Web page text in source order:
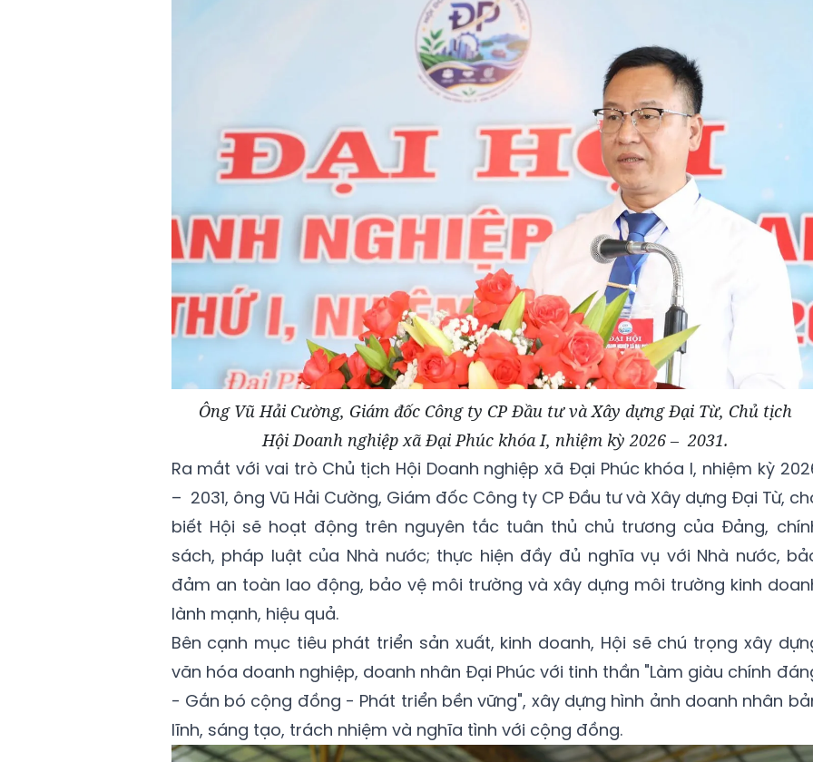
Ông Vũ Hải Cường, Giám đốc Công ty CP Đầu tư và Xây dựng Đại Từ, Chủ tịch
Hội Doanh nghiệp xã Đại Phúc khóa I, nhiệm kỳ 2026 – 2031.
Ra mắt với vai trò Chủ tịch Hội Doanh nghiệp xã Đại Phúc khóa I, nhiệm kỳ
– 2031, ông Vũ Hải Cường, Giám đốc Công ty CP Đầu tư và Xây dựng Đại Từ,
biết Hội sẽ hoạt động trên nguyên tắc tuân thủ chủ trương của Đảng,
sách, pháp luật của Nhà nước; thực hiện đầy đủ nghĩa vụ với Nhà nước,
đảm an toàn lao động, bảo vệ môi trường và xây dựng môi trường kinh
lành mạnh, hiệu quả.
Bên cạnh mục tiêu phát triển sản xuất, kinh doanh, Hội sẽ chú trọng xây
văn hóa doanh nghiệp, doanh nhân Đại Phúc với tinh thần "Làm giàu chính
- Gắn bó cộng đồng - Phát triển bền vững", xây dựng hình ảnh doanh nhân
lĩnh, sáng tạo, trách nhiệm và nghĩa tình với cộng đồng.